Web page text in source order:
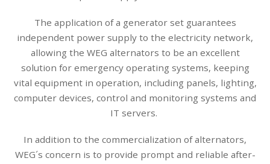
The application of a generator set guarantees
independent power supply to the electricity network,
allowing the WEG alternators to be an excellent
solution for emergency operating systems, keeping
vital equipment in operation, including panels, lighting,
computer devices, control and monitoring systems and
IT servers.
In addition to the commercialization of alternators,
WEG´s concern is to provide prompt and reliable after-